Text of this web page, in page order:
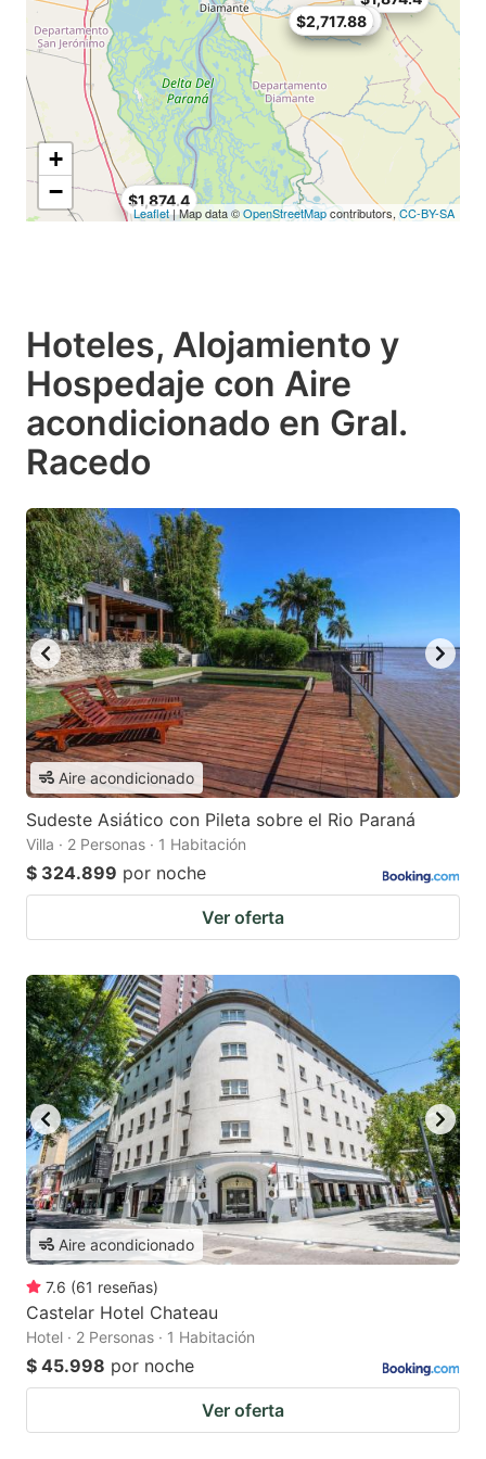
$1,874.4
$2,436.72
$2,717.88
+
−
Leaflet| Map data ©OpenStreetMapcontributors, CC-BY-SA
Hoteles, Alojamiento y
Hospedaje con Aire
acondicionado en Gral.
Racedo
Aire acondicionado
Sudeste Asiático con Pileta sobre el Rio Paraná
Villa · 2 Personas · 1 Habitación
$ 324.899 por noche
Ver oferta
Aire acondicionado
7.6 (61 reseñas)
Castelar Hotel Chateau
Hotel · 2 Personas · 1 Habitación
$ 45.998 por noche
Ver oferta